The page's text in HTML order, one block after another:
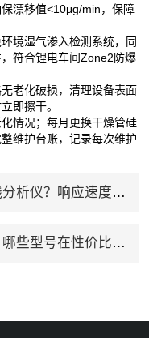
漂移值<10μg/min，保障
境湿气渗入检测系统，同
符合锂电车间Zone2防爆
老化破损，清理设备表面
即擦干。
情况；每月更换干燥管硅
维护台账，记录每次维护
应速度与稳定性选型要点
和销量方面均有不错的表现？